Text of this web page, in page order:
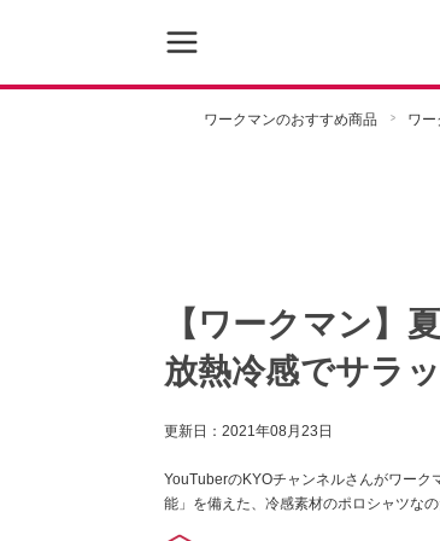
ワークマンのおすすめ商品 ワ
【ワークマン】
放熱冷感でサラ
更新日： 2021年08月23日
YouTuberのKYOチャンネルさんがワー
能」を備えた、冷感素材のポロシャツなの